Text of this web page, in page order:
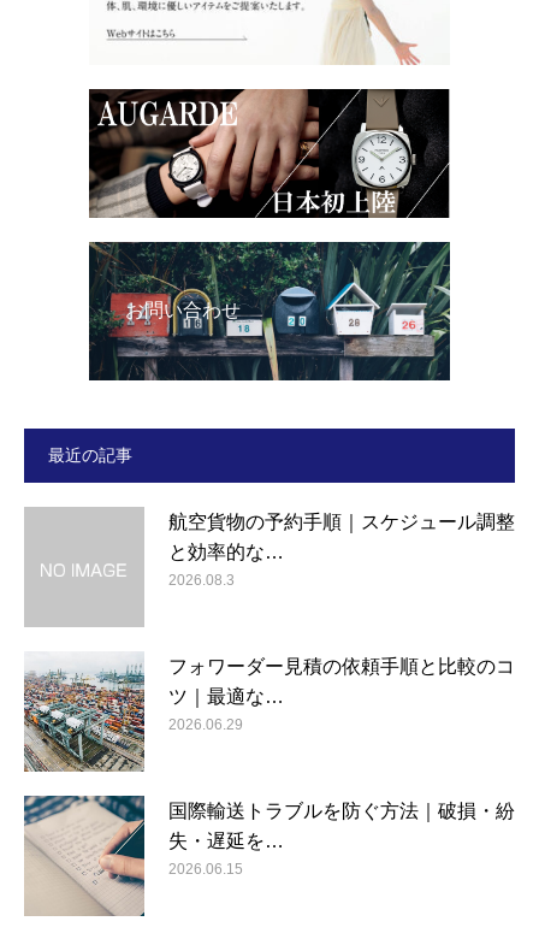
お問い合わせ
最近の記事
航空貨物の予約手順｜スケジュール調整
と効率的な…
2026.08.3
フォワーダー見積の依頼手順と比較のコ
ツ｜最適な…
2026.06.29
国際輸送トラブルを防ぐ方法｜破損・紛
失・遅延を…
2026.06.15